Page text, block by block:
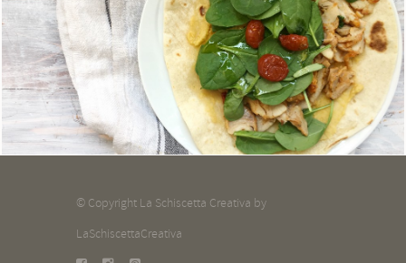
© Copyright La Schiscetta Creativa by
LaSchiscettaCreativa